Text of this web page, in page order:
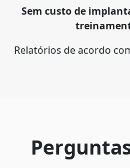
Sem custo de
Relatórios de acordo